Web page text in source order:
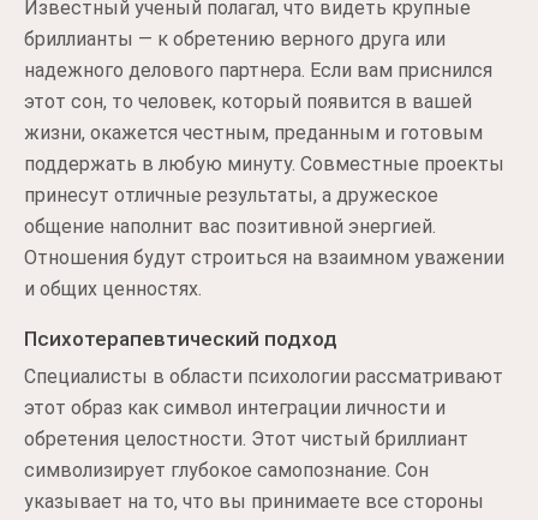
Известный ученый полагал, что видеть крупные
бриллианты — к обретению верного друга или
надежного делового партнера. Если вам приснился
этот сон, то человек, который появится в вашей
жизни, окажется честным, преданным и готовым
поддержать в любую минуту. Совместные проекты
принесут отличные результаты, а дружеское
общение наполнит вас позитивной энергией.
Отношения будут строиться на взаимном уважении
и общих ценностях.
Психотерапевтический подход
Специалисты в области психологии рассматривают
этот образ как символ интеграции личности и
обретения целостности. Этот чистый бриллиант
символизирует глубокое самопознание. Сон
указывает на то, что вы принимаете все стороны